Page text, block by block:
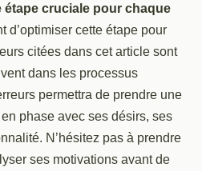
cruciale pour chaque
d’optimiser cette étape pour
citées dans cet article sont
dans les processus
permettra de prendre une
phase avec ses désirs, ses
N’hésitez pas à prendre
ses motivations avant de